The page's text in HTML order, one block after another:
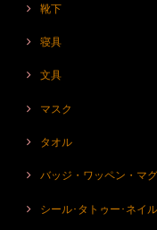
靴下
寝具
文具
マスク
タオル
バッジ・ワッペン・マ
シール･タトゥー･ネイル